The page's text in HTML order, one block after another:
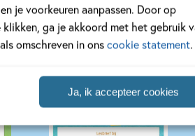
je voorkeuren aanpassen. Door op
klikken, ga je akkoord met het gebruik
omschreven in onscookie statement.
Ja, ik accepteer cookies